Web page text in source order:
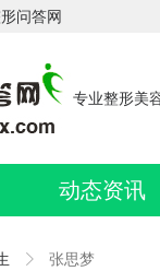
问答网
专业整形美
动态资讯
张思梦